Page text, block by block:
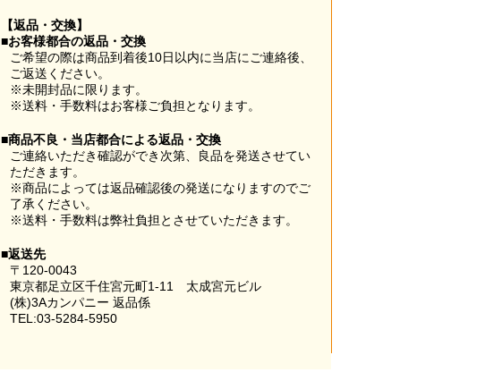
【返品・交換】
■お客様都合の返品・交換
ご希望の際は商品到着後10日以内に当店にご連絡後、
ご返送ください。
※未開封品に限ります。
※送料・手数料はお客様ご負担となります。
■商品不良・当店都合による返品・交換
ご連絡いただき確認ができ次第、良品を発送させてい
ただきます。
※商品によっては返品確認後の発送になりますのでご
了承ください。
※送料・手数料は弊社負担とさせていただきます。
■返送先
〒120-0043
東京都足立区千住宮元町1-11 太成宮元ビル
(株)3Aカンパニー 返品係
TEL:03-5284-5950